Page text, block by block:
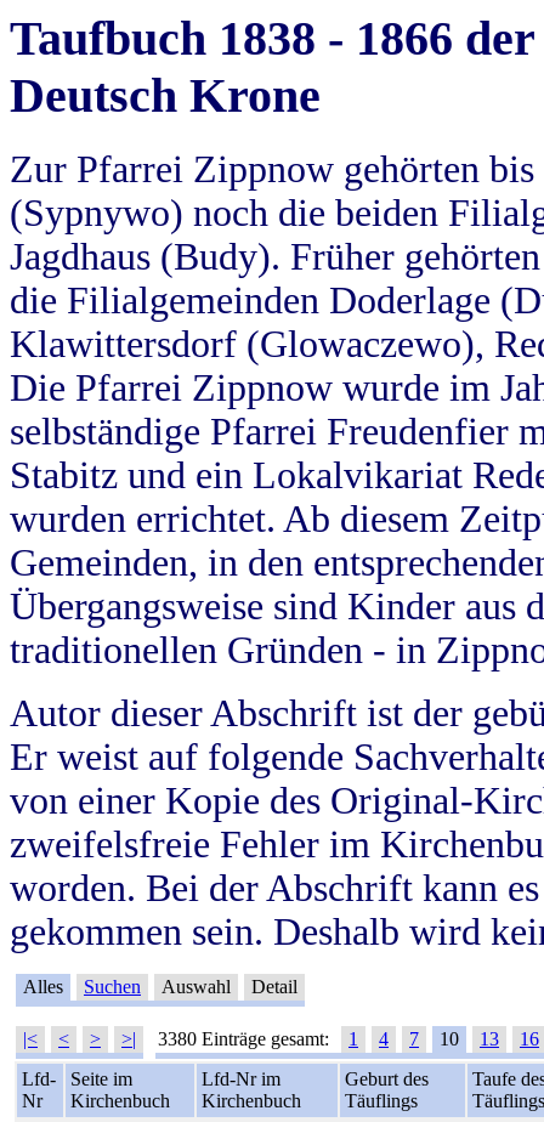
Taufbuch 1838 - 1866
Deutsch Krone
Zur Pfarrei Zippnow gehörten
(Sypnywo) noch die beiden
Jagdhaus (Budy). Früher
die Filialgemeinden Doderlage
Klawittersdorf (Glowaczewo),
Die Pfarrei Zippnow wurde im
selbständige Pfarrei Freudenfier
Stabitz und ein Lokalvikariat
wurden errichtet. Ab diesem
Gemeinden, in den
Übergangsweise sind Kinder aus
traditionellen Gründen - in
Autor dieser Abschrift ist der
Er weist auf folgende
von einer Kopie des Original-
zweifelsfreie Fehler im
worden. Bei der Abschrift kann
gekommen sein. Deshalb wird
Alles Suchen Auswahl Detail
|< < > >| 3380 Einträge gesamt: 1 4 7 10 13
16
Lfd-
Nr
Seite im
Kirchenbuch
Lfd-Nr im
Kirchenbuch
Geburt des
Täuflings
Taufe
Täuflings